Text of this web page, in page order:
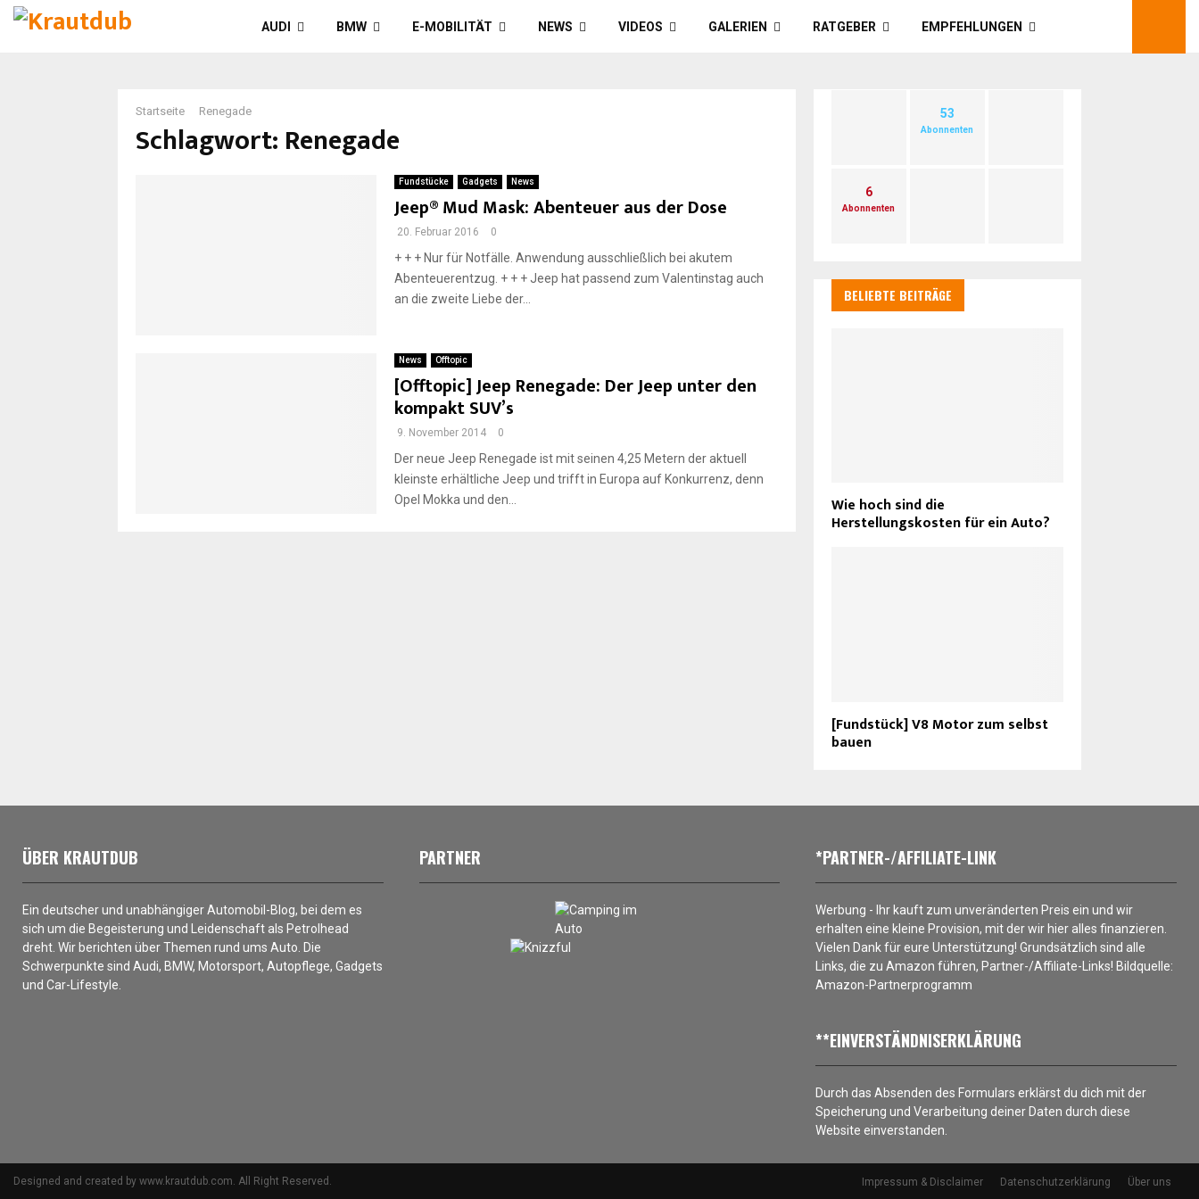
AUDI BMW E-MOBILITÄT NEWS VIDEOS GALERIEN RATGEBER EMPFEHLUNGEN
Startseite Renegade
Schlagwort: Renegade
Fundstücke Gadgets News
Jeep® Mud Mask: Abenteuer aus der Dose
20. Februar 2016 0
+ + + Nur für Notfälle. Anwendung ausschließlich bei akutem
Abenteuerentzug. + + + Jeep hat passend zum Valentinstag auch
an die zweite Liebe der...
News Offtopic
[Offtopic] Jeep Renegade: Der Jeep unter den
kompakt SUV’s
9. November 2014 0
Der neue Jeep Renegade ist mit seinen 4,25 Metern der aktuell
kleinste erhältliche Jeep und trifft in Europa auf Konkurrenz, denn
Opel Mokka und den...
53
Abonnenten
6
Abonnenten
BELIEBTE BEITRÄGE
Wie hoch sind die
Herstellungskosten für ein Auto?
[Fundstück] V8 Motor zum selbst
bauen
ÜBER KRAUTDUB
Ein deutscher und unabhängiger Automobil-Blog, bei dem es
sich um die Begeisterung und Leidenschaft als Petrolhead
dreht. Wir berichten über Themen rund ums Auto. Die
Schwerpunkte sind Audi, BMW, Motorsport, Autopflege, Gadgets
und Car-Lifestyle.
PARTNER *PARTNER-/AFFILIATE-LINK
Werbung - Ihr kauft zum unveränderten Preis ein und wir
erhalten eine kleine Provision, mit der wir hier alles finanzieren.
Vielen Dank für eure Unterstützung! Grundsätzlich sind alle
Links, die zu Amazon führen, Partner-/Affiliate-Links! Bildquelle:
Amazon-Partnerprogramm
**EINVERSTÄNDNISERKLÄRUNG
Durch das Absenden des Formulars erklärst du dich mit der
Speicherung und Verarbeitung deiner Daten durch diese
Website einverstanden.
Designed and created by www.krautdub.com. All Right Reserved. Impressum & Disclaimer Datenschutzerklärung Über uns